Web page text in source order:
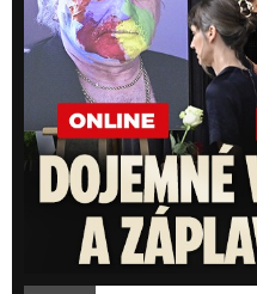
západní Africe se
a zhruba 11 300 z nich